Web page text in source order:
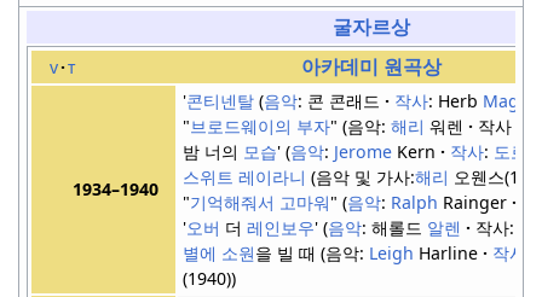
굴자르상
v t 아카데미 원곡상
1934–1940
'콘티넨탈 음악: 콘 콘래드 작사: Herb
"브로드웨이의 부자" 음악: 해리 워렌 작사 :
밤 너의 모습' 음악: JeromeKern 작사: 도로
스위트 레이라니 음악 및 가사:해리 오웬스
"기억해줘서 고마워" 음악: Ralph Rainger
'오버 더 레인보우' 음악: 해롤드 알렌 작사:
별에 소원을 빌 때 음악: Leigh Harline 작사
(1940)